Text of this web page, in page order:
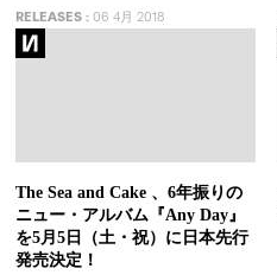
RELEASES : 06 4月 2018
The Sea and Cake 、6年振りの
ニュー・アルバム『Any Day』
を5月5日（土・祝）に日本先行
発売決定！